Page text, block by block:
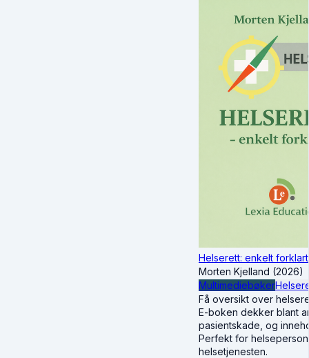
Helserett: enkelt forklart
Morten Kjelland (2026)
Multimediebøker
Få oversikt over
E-boken dekker blant
pasientskade, og
Perfekt for
helsetjenesten.